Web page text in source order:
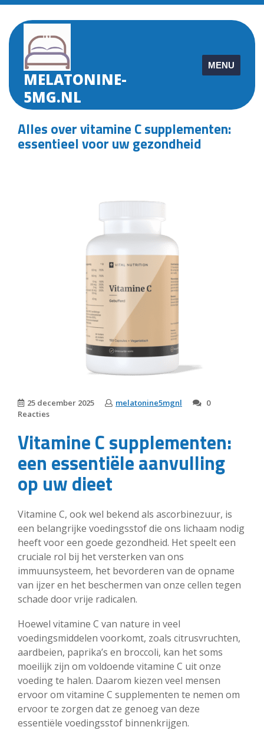
Skip
content
MELATONINE-
5MG.NL
MENU
Alles over vitamine C supplementen:
essentieel voor uw gezondheid
25 december 2025 melatonine5mgnl
0
Reacties
Vitamine C supplementen:
een essentiële aanvulling
op uw dieet
Vitamine C, ook wel bekend als ascorbinezuur, is
een belangrijke voedingsstof die ons lichaam nodig
heeft voor een goede gezondheid. Het speelt een
cruciale rol bij het versterken van ons
immuunsysteem, het bevorderen van de opname
van ijzer en het beschermen van onze cellen tegen
schade door vrije radicalen.
Hoewel vitamine C van nature in veel
voedingsmiddelen voorkomt, zoals citrusvruchten,
aardbeien, paprika’s en broccoli, kan het soms
moeilijk zijn om voldoende vitamine C uit onze
voeding te halen. Daarom kiezen veel mensen
ervoor om vitamine C supplementen te nemen om
ervoor te zorgen dat ze genoeg van deze
essentiële voedingsstof binnenkrijgen.